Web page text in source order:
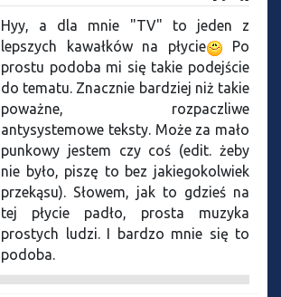
Hyy, a dla mnie "TV" to jeden z
lepszych kawałków na płycie
Po
prostu podoba mi się takie podejście
do tematu. Znacznie bardziej niż takie
poważne, rozpaczliwe
antysystemowe teksty. Może za mało
punkowy jestem czy coś (edit. żeby
nie było, piszę to bez jakiegokolwiek
przekąsu). Słowem, jak to gdzieś na
tej płycie padło, prosta muzyka
prostych ludzi. I bardzo mnie się to
podoba.